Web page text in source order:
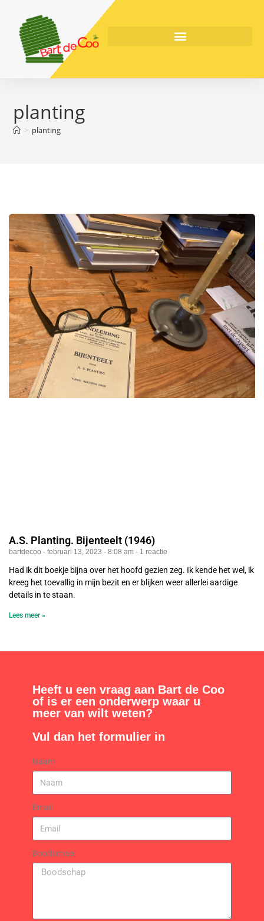
planting
> planting
A.S. Planting. Bijenteelt (1946)
bartdecoo februari 13, 2023 8:08 am 1 reactie
Had ik dit boekje bijna over het hoofd gezien zeg. Ik kende het wel, ik
kreeg het toevallig in mijn bezit en er blijken weer allerlei aardige
details in te staan.
Lees meer »
Heeft u een vraag aan Bart de Coo
of is er een onderwerp waar u
meer van wilt weten?
Vul dan het formulier in
Naam
Email
Boodschap